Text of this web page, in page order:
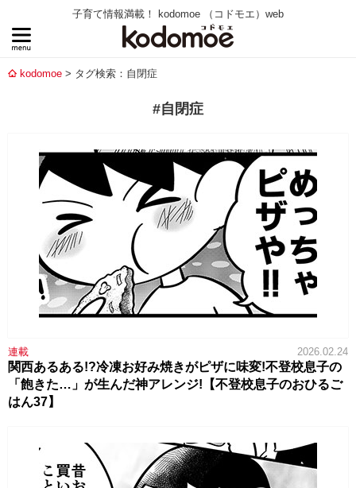
子育て情報満載！ kodomoe （コドモエ）web
kodomoe タグ検索：自閉症
#自閉症
連載 2026.02.24
関西あるある!?冷凍お好み焼きがピザに味変!不登校息子の
「飽きた…」が生んだ神アレンジ!【不登校息子のおひるご
はん37】